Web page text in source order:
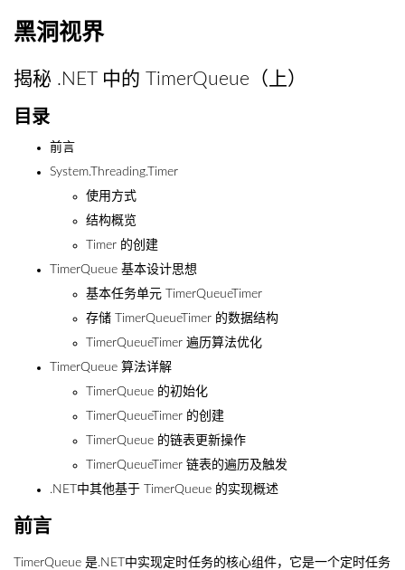
黑洞视界
揭秘 .NET 中的 TimerQueue（上）
目录
前言
System.Threading.Timer
使用方式
结构概览
Timer 的创建
TimerQueue 基本设计思想
基本任务单元 TimerQueueTimer
存储 TimerQueueTimer 的数据结构
TimerQueueTimer 遍历算法优化
TimerQueue 算法详解
TimerQueue 的初始化
TimerQueueTimer 的创建
TimerQueue 的链表更新操作
TimerQueueTimer 链表的遍历及触发
.NET中其他基于 TimerQueue 的实现概述
前言
TimerQueue 是.NET中实现定时任务的核心组件，它是一个定时任务